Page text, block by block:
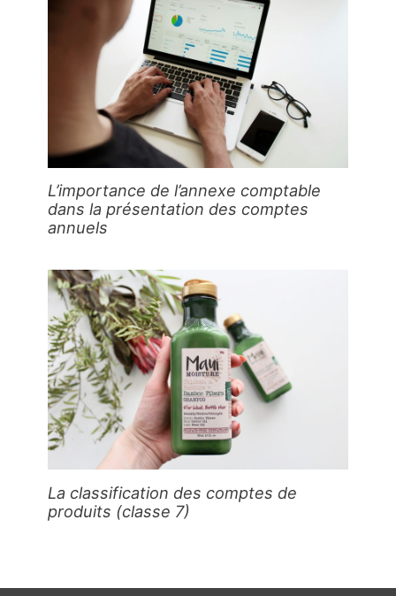
L’importance de l’annexe comptable
dans la présentation des comptes
annuels
La classification des comptes de
produits (classe 7)